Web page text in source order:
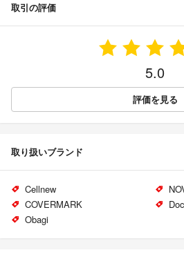
取引の評価
5.0
評価を見る
取り扱いブランド
Cellnew
COVERMARK
Obagi